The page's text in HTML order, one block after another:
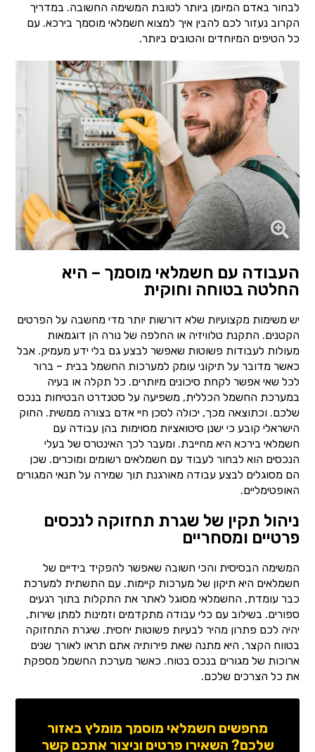
לבחור באדם המיומן ביותר לטובת המשימה החשובה. במדריך
הקרוב נעזור לכם להבין איך למצוא חשמלאי מוסמך בירכא. עם
כל הטיפים המיוחדים והטובים ביותר.
העבודה עם חשמלאי מוסמך – היא
החלטה בטוחה וחוקית
יש משימות מקצועיות שלא דורשות יותר מדי מחשבה על הפרטים
הקטנים. התקנת טלוויזיה או החלפה של נורה הן דוגמאות
מעולות לעבודות פשוטות שאפשר לבצע גם בלי ידע מעמיק. אבל
כאשר מדובר על תיקוני עומק למערכות החשמל בבית – ברור
לכל שאי אפשר לקחת סיכונים מיותרים. כל תקלה או בעיה
במערכת החשמל הכללית, משפיעה על סטנדרט הבטיחות בנכס
שלכם. וכתוצאה מכך, יכולה לסכן חיי אדם בצורה ממשית. החוק
הישראלי קובע כי ישנן סיטואציות מסוימות בהן עבודה עם
חשמלאי בירכא היא מחייבת. ומעבר לכך האינטרס של בעלי
הנכסים הוא לבחור לעבוד עם חשמלאים רשומים ומוכרים. שכן
הם מסוגלים לבצע עבודה מאורגנת תוך שמירה על תנאי המגורים
האופטימליים.
ניהול תקין של שגרת תחזוקה לנכסים
פרטיים ומסחריים
המשימה הבסיסית והכי חשובה שאפשר להפקיד בידיים של
חשמלאים היא תיקון של מערכות קיימות. עם התשתית למערכת
כבר עומדת, החשמלאי מסוגל לאתר את התקלות בתוך רגעים
ספורים. בשילוב עם כלי עבודה מתקדמים וזמינות למתן שירות,
יהיה לכם פתרון מהיר לבעיות פשוטות יחסית. שיגרת התחזוקה
בטווח הקצר, היא מתנה שאת פירותיה אתם תראו לאורך שנים
ארוכות של מגורים בנכס בטוח. כאשר מערכת החשמל מספקת
את כל הצרכים שלכם.
מחפשים חשמלאי מוסמך מומלץ באזור
שלכם? השאירו פרטים וניצור אתכם קשר